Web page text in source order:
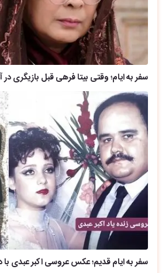
سفر به ایام؛ وقتی بیتا فرهی قبل بازیگری در
سفر به ایام قدیم؛ عکس عروسی اکبر عبدی با